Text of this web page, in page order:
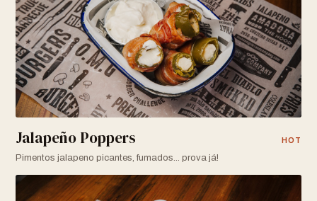
Jalapeño Poppers HOT
Pimentos jalapeno picantes, fumados... prova já!